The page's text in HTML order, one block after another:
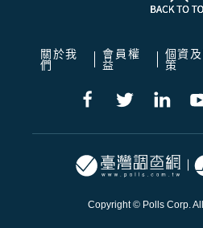
關於我
們
會員權
益
個資
策
Copyright © Polls Corp.